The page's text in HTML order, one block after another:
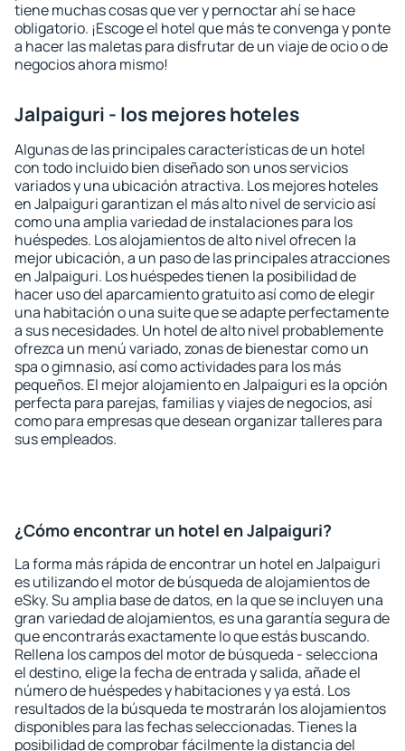
tiene muchas cosas que ver y pernoctar ahí se hace
obligatorio. ¡Escoge el hotel que más te convenga y ponte
a hacer las maletas para disfrutar de un viaje de ocio o de
negocios ahora mismo!
Jalpaiguri - los mejores hoteles
Algunas de las principales características de un hotel
con todo incluido bien diseñado son unos servicios
variados y una ubicación atractiva. Los mejores hoteles
en Jalpaiguri garantizan el más alto nivel de servicio así
como una amplia variedad de instalaciones para los
huéspedes. Los alojamientos de alto nivel ofrecen la
mejor ubicación, a un paso de las principales atracciones
en Jalpaiguri. Los huéspedes tienen la posibilidad de
hacer uso del aparcamiento gratuito así como de elegir
una habitación o una suite que se adapte perfectamente
a sus necesidades. Un hotel de alto nivel probablemente
ofrezca un menú variado, zonas de bienestar como un
spa o gimnasio, así como actividades para los más
pequeños. El mejor alojamiento en Jalpaiguri es la opción
perfecta para parejas, familias y viajes de negocios, así
como para empresas que desean organizar talleres para
sus empleados.
¿Cómo encontrar un hotel en Jalpaiguri?
La forma más rápida de encontrar un hotel en Jalpaiguri
es utilizando el motor de búsqueda de alojamientos de
eSky. Su amplia base de datos, en la que se incluyen una
gran variedad de alojamientos, es una garantía segura de
que encontrarás exactamente lo que estás buscando.
Rellena los campos del motor de búsqueda - selecciona
el destino, elige la fecha de entrada y salida, añade el
número de huéspedes y habitaciones y ya está. Los
resultados de la búsqueda te mostrarán los alojamientos
disponibles para las fechas seleccionadas. Tienes la
posibilidad de comprobar fácilmente la distancia del